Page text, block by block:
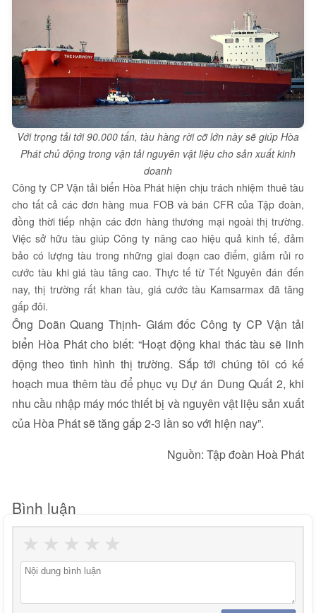
Với trọng tải tới 90.000 tấn, tàu hàng rời cỡ lớn này sẽ giúp Hòa
Phát chủ động trong vận tải nguyên vật liệu cho sản xuất kinh
doanh
Công ty CP Vận tải biển Hòa Phát hiện chịu trách nhiệm thuê tàu
cho tất cả các đơn hàng mua FOB và bán CFR của Tập đoàn,
đồng thời tiếp nhận các đơn hàng thương mại ngoài thị trường.
Việc sở hữu tàu giúp Công ty nâng cao hiệu quả kinh tế, đảm
bảo có lượng tàu trong những giai đoạn cao điểm, giảm rủi ro
cước tàu khi giá tàu tăng cao. Thực tế từ Tết Nguyên đán đến
nay, thị trường rất khan tàu, giá cước tàu Kamsarmax đã tăng
gấp đôi.
Ông Doãn Quang Thịnh- Giám đốc Công ty CP Vận tải
biển Hòa Phát cho biết: “Hoạt động khai thác tàu sẽ linh
động theo tình hình thị trường. Sắp tới chúng tôi có kế
hoạch mua thêm tàu để phục vụ Dự án Dung Quất 2, khi
nhu cầu nhập máy móc thiết bị và nguyên vật liệu sản xuất
của Hòa Phát sẽ tăng gấp 2-3 lần so với hiện nay”.
Nguồn: Tập đoàn Hoà Phát
Bình luận
★
★
★
★
★